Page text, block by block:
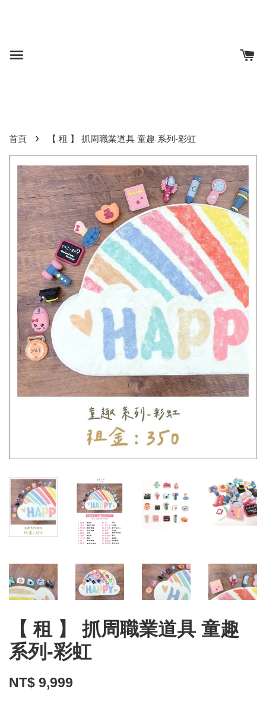
首頁 › 【 租 】 抓周職業道具 童趣 系列-彩虹
【 租 】 抓周職業道具 童趣
系列-彩虹
NT$ 9,999